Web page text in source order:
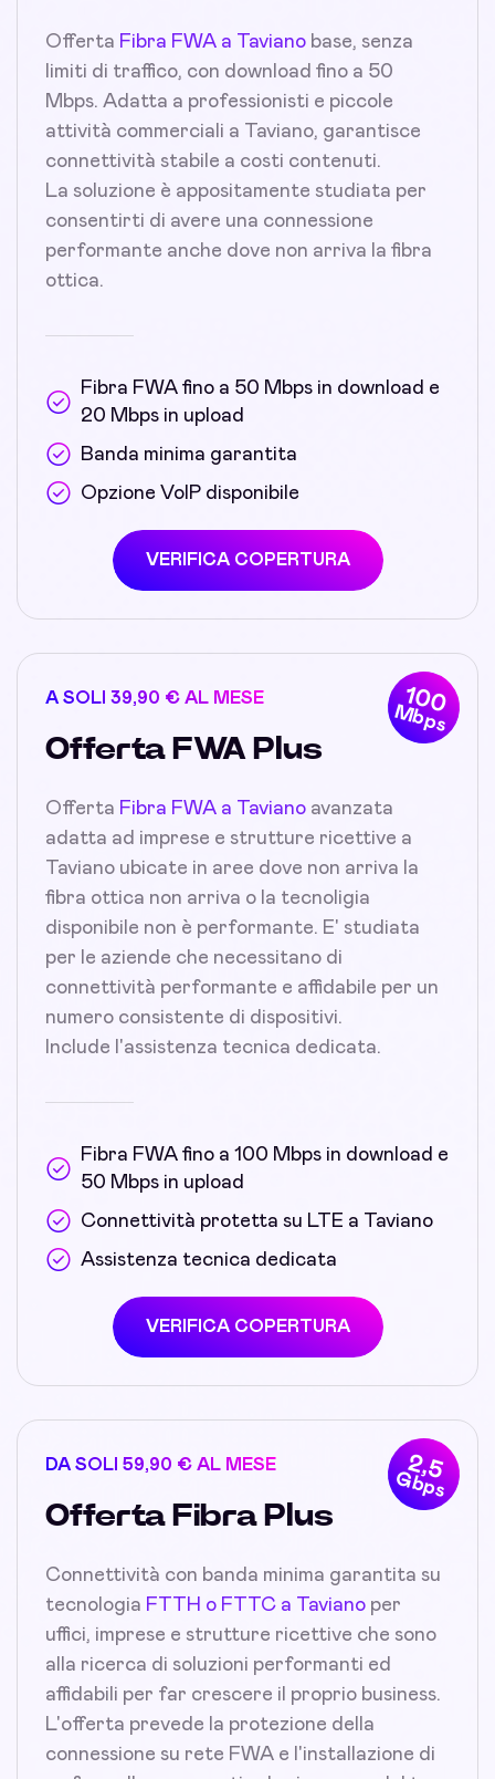
Offerta Fibra FWA a Taviano base, senza
limiti di traffico, con download fino a 50
Mbps. Adatta a professionisti e piccole
attività commerciali a Taviano, garantisce
connettività stabile a costi contenuti.
La soluzione è appositamente studiata per
consentirti di avere una connessione
performante anche dove non arriva la fibra
ottica.
Fibra FWA fino a 50 Mbps in download e
20 Mbps in upload
Banda minima garantita
Opzione VoIP disponibile
VERIFICA COPERTURA
100
Mbps
A SOLI 39,90 € AL MESE
Offerta FWA Plus
Offerta Fibra FWA a Taviano avanzata
adatta ad imprese e strutture ricettive a
Taviano ubicate in aree dove non arriva la
fibra ottica non arriva o la tecnoligia
disponibile non è performante. E' studiata
per le aziende che necessitano di
connettività performante e affidabile per un
numero consistente di dispositivi.
Include l'assistenza tecnica dedicata.
Fibra FWA fino a 100 Mbps in download e
50 Mbps in upload
Connettività protetta su LTE a Taviano
Assistenza tecnica dedicata
VERIFICA COPERTURA
2,5
Gbps
DA SOLI 59,90 € AL MESE
Offerta Fibra Plus
Connettività con banda minima garantita su
tecnologia FTTH o FTTC a Taviano per
uffici, imprese e strutture ricettive che sono
alla ricerca di soluzioni performanti ed
affidabili per far crescere il proprio business.
L'offerta prevede la protezione della
connessione su rete FWA e l'installazione di